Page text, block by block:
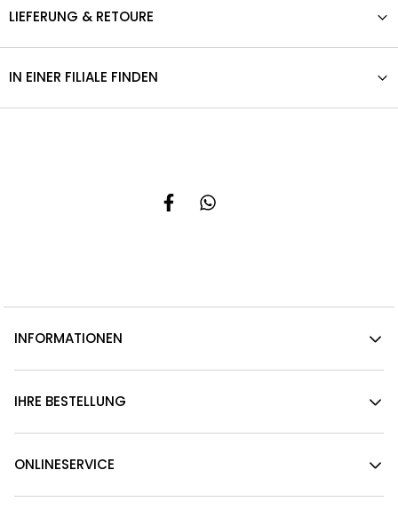
LIEFERUNG & RETOURE
IN EINER FILIALE FINDEN
INFORMATIONEN
IHRE BESTELLUNG
ONLINESERVICE